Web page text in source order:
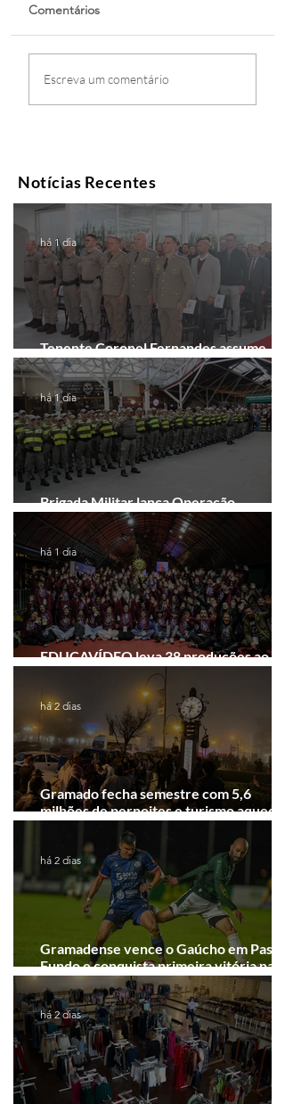
Comentários
Escreva um comentário
Notícias Recentes
Tenente Coronel Fernandes assume
comando do 41º BPM em Gramado
há 1 dia
Brigada Militar lança Operação
Convergência na Região das Hortênsias
há 1 dia
EDUCAVÍDEO leva 38 produções ao
Festival de Cinema de Gramado
há 1 dia
Gramado fecha semestre com 5,6
milhões de pernoites e turismo
Junho desponta!
há 2 dias
Gramadense vence o Gaúcho em Passo
Fundo e conquista primeira vitória na
Série A2
há 2 dias
há 2 dias